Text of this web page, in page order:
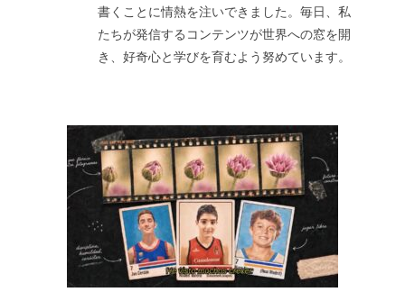
書くことに情熱を注いできました。毎日、私
たちが発信するコンテンツが世界への窓を開
き、好奇心と学びを育むよう努めています。